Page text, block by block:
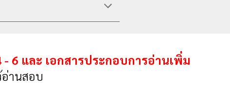
6 และ เอกสารประกอบการอ่านเพิ่ม
านสอบ